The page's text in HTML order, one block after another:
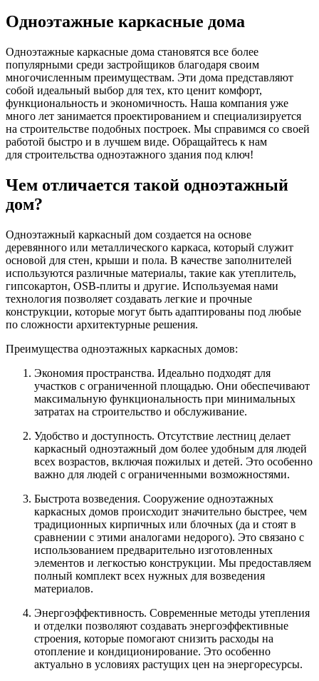
Одноэтажные каркасные дома
Одноэтажные каркасные дома становятся все более
популярными среди застройщиков благодаря своим
многочисленным преимуществам. Эти дома представляют
собой идеальный выбор для тех, кто ценит комфорт,
функциональность и экономичность. Наша компания уже
много лет занимается проектированием и специализируется
на строительстве подобных построек. Мы справимся со своей
работой быстро и в лучшем виде. Обращайтесь к нам
для строительства одноэтажного здания под ключ!
Чем отличается такой одноэтажный
дом?
Одноэтажный каркасный дом создается на основе
деревянного или металлического каркаса, который служит
основой для стен, крыши и пола. В качестве заполнителей
используются различные материалы, такие как утеплитель,
гипсокартон, OSB-плиты и другие. Используемая нами
технология позволяет создавать легкие и прочные
конструкции, которые могут быть адаптированы под любые
по сложности архитектурные решения.
Преимущества одноэтажных каркасных домов:
Экономия пространства. Идеально подходят для
участков с ограниченной площадью. Они обеспечивают
максимальную функциональность при минимальных
затратах на строительство и обслуживание.
Удобство и доступность. Отсутствие лестниц делает
каркасный одноэтажный дом более удобным для людей
всех возрастов, включая пожилых и детей. Это особенно
важно для людей с ограниченными возможностями.
Быстрота возведения. Сооружение одноэтажных
каркасных домов происходит значительно быстрее, чем
традиционных кирпичных или блочных (да и стоят в
сравнении с этими аналогами недорого). Это связано с
использованием предварительно изготовленных
элементов и легкостью конструкции. Мы предоставляем
полный комплект всех нужных для возведения
материалов.
Энергоэффективность. Современные методы утепления
и отделки позволяют создавать энергоэффективные
строения, которые помогают снизить расходы на
отопление и кондиционирование. Это особенно
актуально в условиях растущих цен на энергоресурсы.